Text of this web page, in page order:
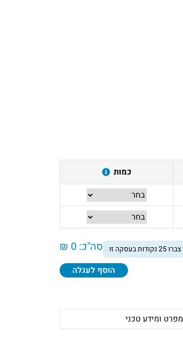
כמות
סה"כ: 0 ₪ צברו25נקודות בעסקה זו
הוסף לעגלה
מפרט ומידע טכני